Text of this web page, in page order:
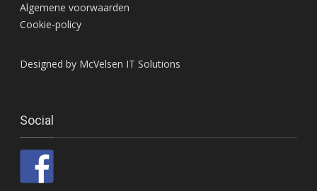
Algemene voorwaarden
Cookie-policy
Designed by McVelsen IT Solutions
Social